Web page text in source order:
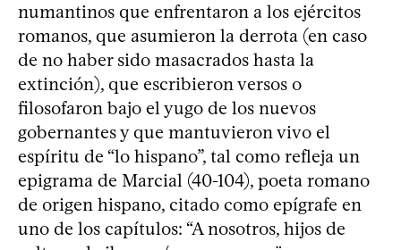
numantinos que enfrentaron a los ejércitos
romanos, que asumieron la derrota (en caso
de no haber sido masacrados hasta la
extinción), que escribieron versos o
filosofaron bajo el yugo de los nuevos
gobernantes y que mantuvieron vivo el
espíritu de “lo hispano”, tal como refleja un
epigrama de Marcial (40-104), poeta romano
de origen hispano, citado como epígrafe en
uno de los capítulos: “A nosotros, hijos de